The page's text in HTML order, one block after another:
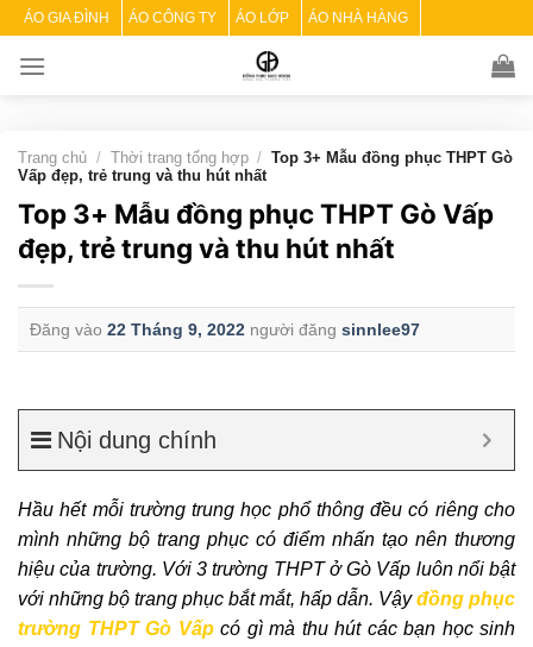
Skip
content
ÁO GIA ĐÌNH ÁO CÔNG TY ÁO LỚP ÁO NHÀ HÀNG
Trang chủ / Thời trang tổng hợp / Top 3+ Mẫu đồng phục THPT Gò
Vấp đẹp, trẻ trung và thu hút nhất
Top 3+ Mẫu đồng phục THPT Gò Vấp
đẹp, trẻ trung và thu hút nhất
Đăng vào 22 Tháng 9, 2022 người đăng sinnlee97
Nội dung chính
Hầu hết mỗi trường trung học phổ thông đều có riêng cho
mình những bộ trang phục có điểm nhấn tạo nên thương
hiệu của trường. Với 3 trường THPT ở Gò Vấp luôn nổi bật
với những bộ trang phục bắt mắt, hấp dẫn. Vậyđồng phục
trường THPT Gò Vấpcó gì mà thu hút các bạn học sinh